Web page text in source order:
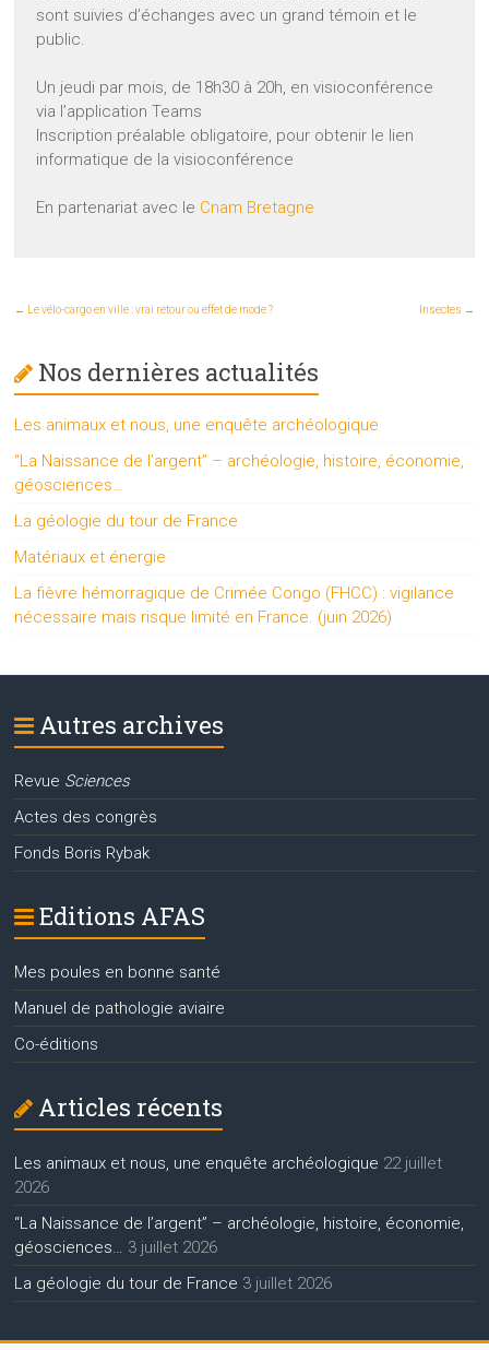
sont suivies d’échanges avec un grand témoin et le
public.
Un jeudi par mois, de 18h30 à 20h, en visioconférence
via l’application Teams
Inscription préalable obligatoire, pour obtenir le lien
informatique de la visioconférence
En partenariat avec le Cnam Bretagne
← Le vélo-cargo en ville : vrai retour ou effet de mode ? Insectes →
Nos dernières actualités
Les animaux et nous, une enquête archéologique
“La Naissance de l’argent” – archéologie, histoire, économie,
géosciences…
La géologie du tour de France
Matériaux et énergie
La fièvre hémorragique de Crimée Congo (FHCC) : vigilance
nécessaire mais risque limité en France. (juin 2026)
Autres archives
Revue Sciences
Actes des congrès
Fonds Boris Rybak
Editions AFAS
Mes poules en bonne santé
Manuel de pathologie aviaire
Co-éditions
Articles récents
Les animaux et nous, une enquête archéologique 22 juillet
2026
“La Naissance de l’argent” – archéologie, histoire, économie,
géosciences… 3 juillet 2026
La géologie du tour de France 3 juillet 2026